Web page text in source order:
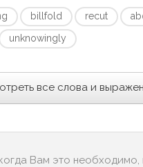
billfold recut
unknowingly
все слова и
Вам это